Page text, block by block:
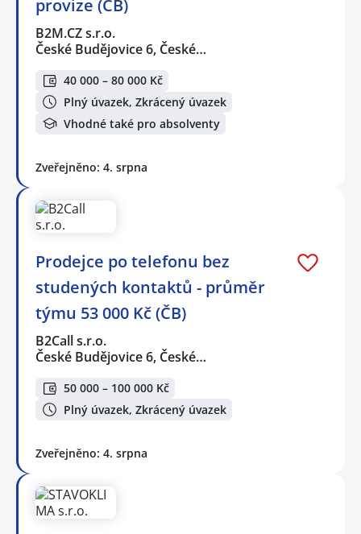
provize (ČB)
B2M.CZ s.r.o.
České Budějovice 6, České…
40 000 – 80 000 Kč
Plný úvazek, Zkrácený úvazek
Vhodné také pro absolventy
Zveřejněno: 4. srpna
Prodejce po telefonu bez
studených kontaktů - průměr
týmu 53 000 Kč (ČB)
B2Call s.r.o.
České Budějovice 6, České…
50 000 – 100 000 Kč
Plný úvazek, Zkrácený úvazek
Zveřejněno: 4. srpna